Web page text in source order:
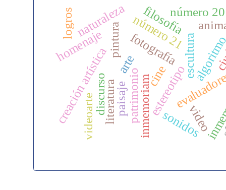
arte
paisaje
video
escultura
pintura
discurso estereotipo
fotografía
creación artística
homenaje
inmemoriam
patrimonio
número 21
filosofía
cine
videoarte
naturaleza
sonidos
número 20
logros
literatura